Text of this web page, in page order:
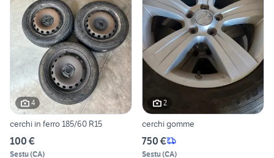
4
cerchi in ferro 185/60 R15
100 €
Sestu(CA)
2
cerchi gomme
750 €
Sestu(CA)